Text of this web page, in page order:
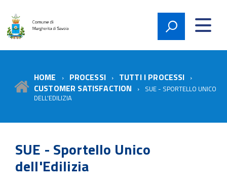
HOME PROCESSI
TUTTI I PROCESSI
CUSTOMER SATISFACTION
SUE - SPORTELLO UNICO
DELL'EDILIZIA
SUE - Sportello Unico
dell'Edilizia